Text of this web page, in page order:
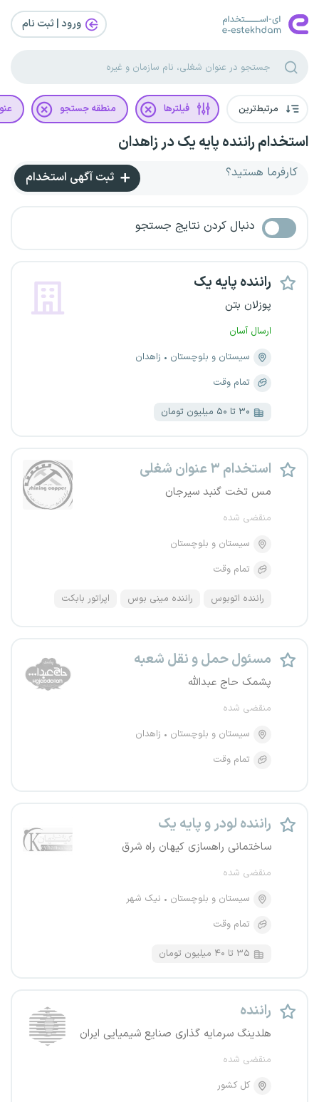
ورود | ثبت‌ نام
مرتبط‌ترین فیلترها منطقه جستجو
استخدام راننده پایه یک در زاهدان
کارفرما هستید؟ ثبت آگهی استخدام
دنبال کردن نتایج جستجو
راننده پایه یک
پوزلان بتن
ارسال آسان
سیستان و بلوچستان
زاهدان
تمام وقت
۳۰ تا ۵۰ میلیون تومان
استخدام ۳ عنوان شغلی
مس تخت گنبد سیرجان
منقضی شده
سیستان و بلوچستان
تمام وقت
راننده اتوبوس راننده مینی بوس اپراتور بابکت
مسئول حمل و نقل شعبه
پشمک حاج عبدالله
منقضی شده
سیستان و بلوچستان
زاهدان
تمام وقت
راننده لودر و پایه یک
ساختمانی راهسازی کیهان راه شرق
منقضی شده
سیستان و بلوچستان
نیک شهر
تمام وقت
۳۵ تا ۴۰ میلیون تومان
راننده
هلدینگ سرمایه گذاری صنایع شیمیایی ایران
منقضی شده
کل کشور